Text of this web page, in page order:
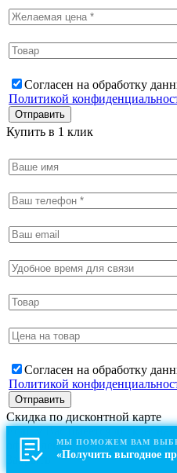
Согласен на обработку
Политикой
Купить в 1 клик
Согласен на обработку
Политикой
Скидка по дисконтной карте
оформлении заказа.
Закрыть
МЫ ПОМОЖЕМ ВАМ
«Получить выгодное